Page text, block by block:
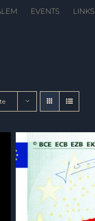
EVENTS LINKS